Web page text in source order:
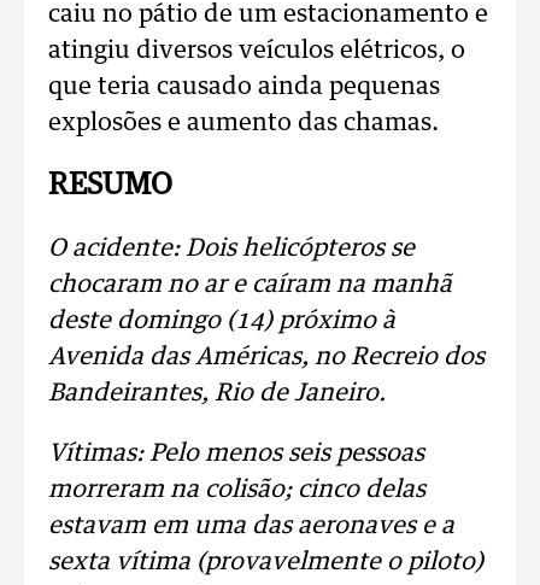
caiu no pátio de um estacionamento e
atingiu diversos veículos elétricos, o
que teria causado ainda pequenas
explosões e aumento das chamas.
RESUMO
O acidente: Dois helicópteros se
chocaram no ar e caíram na manhã
deste domingo (14) próximo à
Avenida das Américas, no Recreio dos
Bandeirantes, Rio de Janeiro.
Vítimas: Pelo menos seis pessoas
morreram na colisão; cinco delas
estavam em uma das aeronaves e a
sexta vítima (provavelmente o piloto)